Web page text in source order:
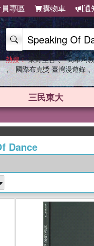
專區 購物車 通
熱搜： 東野圭吾 、 高希均
、 國際布克獎 臺灣漫遊錄 、
三民東大
英國
Dance